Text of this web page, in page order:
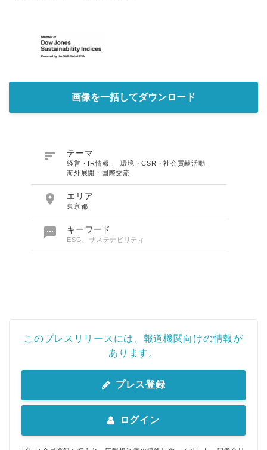
画像を一括してダウンロード
 テーマ
経営・IR情報 、環境・CSR・社会貢献活動
海外展開・国際交流
 エリア
東京都
 キーワード
ESG、サステナビリティ
このプレスリリースには、報道機関向けの情報が
あります。
プレス登録
ログイン